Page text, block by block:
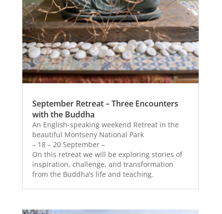
September Retreat – Three Encounters
with the Buddha
An English-speaking weekend Retreat in the
beautiful Montseny National Park
– 18 – 20 September –
On this retreat we will be exploring stories of
inspiration, challenge, and transformation
from the Buddha’s life and teaching.